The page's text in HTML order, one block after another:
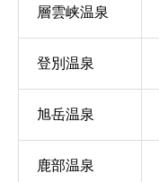
層雲峡温泉
登別温泉
旭岳温泉
鹿部温泉